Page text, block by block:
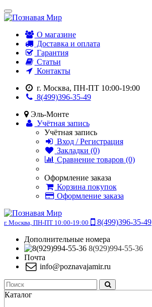
О магазине
Доставка и оплата
Гарантия
Статьи
Контакты
г. Москва, ПН-ПТ 10:00-19:00
8(499)396-35-49
Эль-Монте
Учётная запись
Учётная запись
Вход / Регистрация
Закладки (0)
Сравнение товаров (0)
Оформление заказа
Корзина покупок
Оформление заказа
г. Москва, ПН-ПТ 10:00-19:00
8(499)396-35-49
Дополнительные номера
8(929)994-55-36
Почта
info@poznavajamir.ru
Каталог